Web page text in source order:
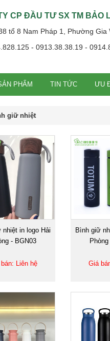
CP ĐẦU TƯ SX TM BẢO
tổ 8 Nam Pháp 1, Phường
- 0913.38.38.19 -
PHẨM TIN TỨC ƯU
giữ nhiệt
nhiệt in logo Hải
- BGN03
Liên hệ
Bình giữ
Giá